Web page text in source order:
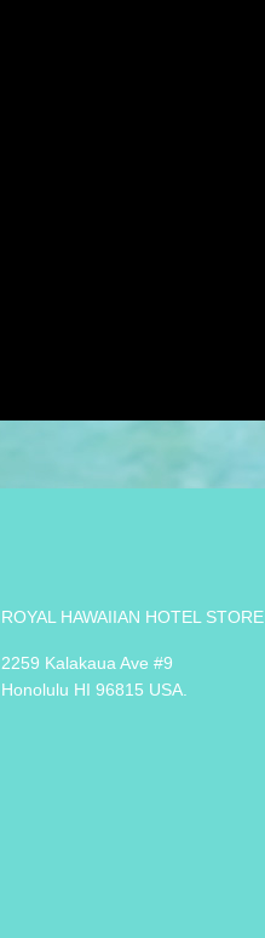
ROYAL HAWAIIAN HOTEL STORE
2259 Kalakaua Ave #9
Honolulu HI 96815 USA.